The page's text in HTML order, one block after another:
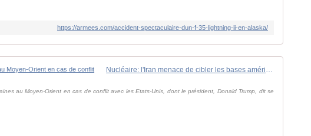
https://armees.com/accident-spectaculaire-dun-f-35-lightning-ii-en-alaska/
Nucléaire: l'Iran menace de cibler les bases américaines au Moyen-Orient en cas de conflit
au Moyen-Orient en cas de conflit avec les Etats-Unis, dont le président, Donald Trump, dit se